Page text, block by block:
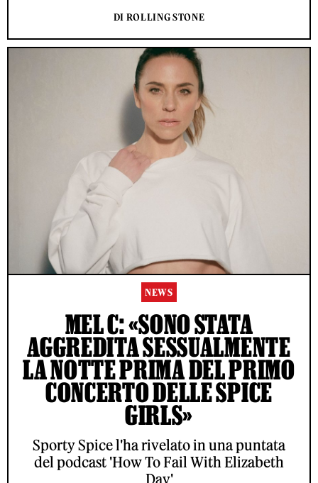
DI ROLLING STONE
NEWS
MEL C: «SONO STATA
AGGREDITA SESSUALMENTE
LA NOTTE PRIMA DEL PRIMO
CONCERTO DELLE SPICE
GIRLS»
Sporty Spice l'ha rivelato in una puntata
del podcast 'How To Fail With Elizabeth
Day'